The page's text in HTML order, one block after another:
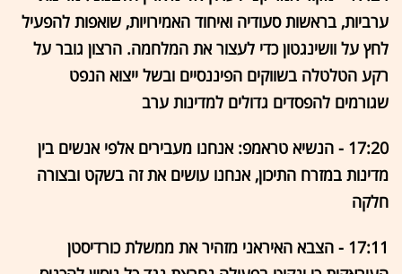
ערביות, בראשות סעודיה ואיחוד האמירויות, שואפות להפעיל
לחץ על וושינגטון כדי לעצור את המלחמה. הרצון גובר על
רקע הטלטלה בשווקים הפיננסיים ובשל ייצוא הנפט
שגורמים להפסדים גדולים למדינות ערב
17:20 - הנשיא טראמפ: אנחנו מעבירים אלפי אנשים בין
מדינות במזרח התיכון, אנחנו עושים את זה בשקט ובצורה
חלקה
17:11 - הצבא האיראני מזהיר את ממשלת כורדיסטן